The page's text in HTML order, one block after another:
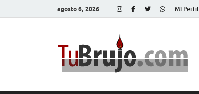
agosto 6, 2026 Mi Perfil